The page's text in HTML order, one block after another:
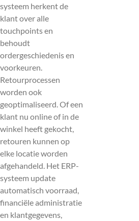
systeem herkent de
klant over alle
touchpoints en
behoudt
ordergeschiedenis en
voorkeuren.
Retourprocessen
worden ook
geoptimaliseerd. Of een
klant nu online of in de
winkel heeft gekocht,
retouren kunnen op
elke locatie worden
afgehandeld. Het ERP-
systeem update
automatisch voorraad,
financiële administratie
en klantgegevens,